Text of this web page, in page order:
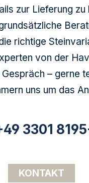
zur Lieferung zu
richtige
von der
– gerne
uns um das
3301
KONTAKT